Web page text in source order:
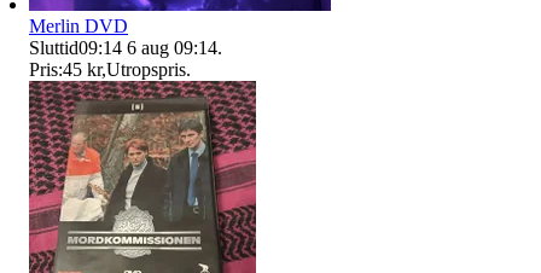
Merlin DVD
Sluttid09:14 6 aug 09:14.
Pris:45 kr,Utropspris.